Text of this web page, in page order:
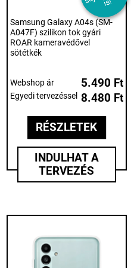
Samsung Galaxy A04s (SM-
A047F) szilikon tok gyári
ROAR kameravédővel
sötétkék
Webshop ár 5.490 Ft
Egyedi tervezéssel 8.480 Ft
RÉSZLETEK
INDULHAT A
TERVEZÉS